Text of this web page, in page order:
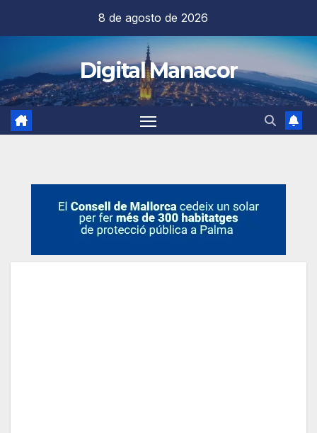
contenido
8 de agosto de 2026
Digital Manacor